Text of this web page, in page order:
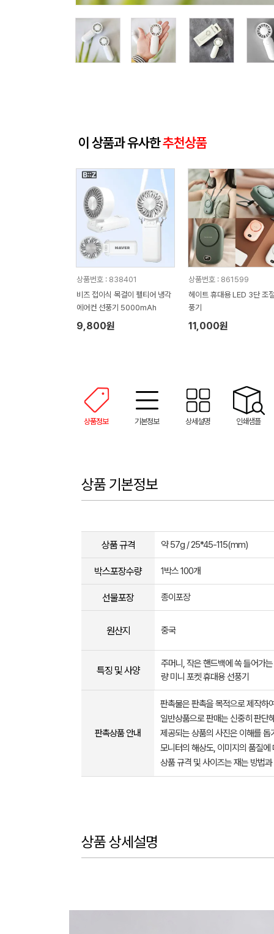
이 상품과 유사한추천상품
상품번호 : 838401
비즈 접이식 목걸이 펠티어 냉각
에어컨 선풍기 5000mAh
9,800원
상품번호 : 861599
헤이트 휴대용 LED 3단 조
풍기
11,000원
상품정보 기본정보 상세설명 인쇄샘플
상품 기본정보
상품 규격 약 57g / 25*45-115(mm)
박스포장수량 1박스 100개
선물포장 종이포장
원산지 중국
특징 및 사양
주머니, 작은 핸드백에 쏙 들어가
량 미니 포켓 휴대용 선풍기
판촉상품 안내
판촉물은 판촉을 목적으로 제작하
일반상품으로 판매는 신중히 판단
제공되는 상품의 사진은 이해를
모니터의 해상도, 이미지의 품질
상품 규격 및 사이즈는 재는 방법
상품 상세설명